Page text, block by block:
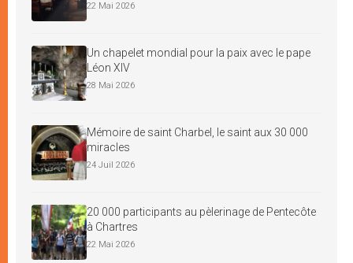
22 Mai 2026
Un chapelet mondial pour la paix avec le pape
Léon XIV
28 Mai 2026
Mémoire de saint Charbel, le saint aux 30 000
miracles
24 Juil 2026
20 000 participants au pèlerinage de Pentecôte
à Chartres
22 Mai 2026